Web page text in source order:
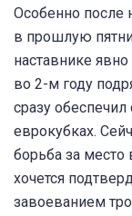
Особенно после
в прошлую
наставнике
во 2-м году
сразу
еврокубках.
борьба за
хочется
завоеванием